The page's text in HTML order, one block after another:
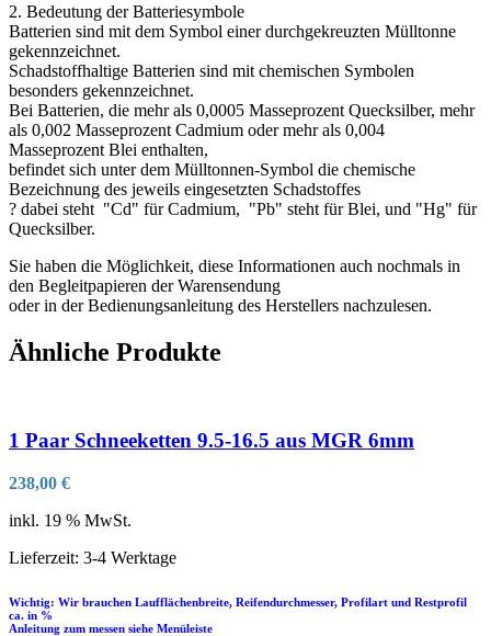
2. Bedeutung der Batteriesymbole
Batterien sind mit dem Symbol einer durchgekreuzten Mülltonne
gekennzeichnet.
Schadstoffhaltige Batterien sind mit chemischen Symbolen
besonders gekennzeichnet.
Bei Batterien, die mehr als 0,0005 Masseprozent Quecksilber, mehr
als 0,002 Masseprozent Cadmium oder mehr als 0,004
Masseprozent Blei enthalten,
befindet sich unter dem Mülltonnen-Symbol die chemische
Bezeichnung des jeweils eingesetzten Schadstoffes
? dabei steht "Cd" für Cadmium, "Pb" steht für Blei, und "Hg" für
Quecksilber.
Sie haben die Möglichkeit, diese Informationen auch nochmals in
den Begleitpapieren der Warensendung
oder in der Bedienungsanleitung des Herstellers nachzulesen.
Ähnliche Produkte
1 Paar Schneeketten 9.5-16.5 aus MGR 6mm
238,00 €
inkl. 19 % MwSt.
Lieferzeit: 3-4 Werktage
Wichtig: Wir brauchen Laufflächenbreite, Reifendurchmesser, Profilart und Restprofil
ca. in %
Anleitung zum messen siehe Menüleiste